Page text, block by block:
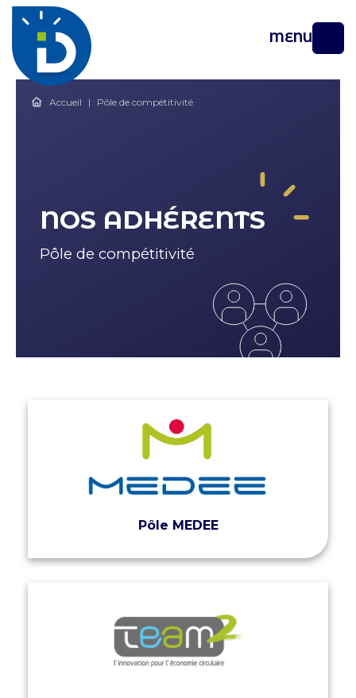
MENU
Accueil | Pôle de compétitivité
NOS ADHÉRENTS
Types de structure
Pôle de compétitivité
Pôle MEDEE